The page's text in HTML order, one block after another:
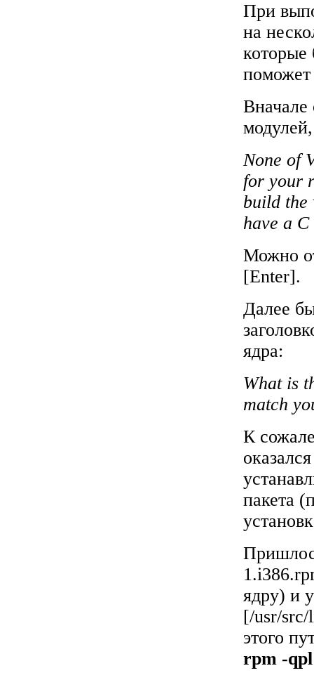
При
на
которые
поможет
Вначале
None of
for your
build the
have a
Можно
[Enter].
Далее
ядра:
What is
match
К
пакета
ядру) и
[/usr/src/
этого
rpm -qpl